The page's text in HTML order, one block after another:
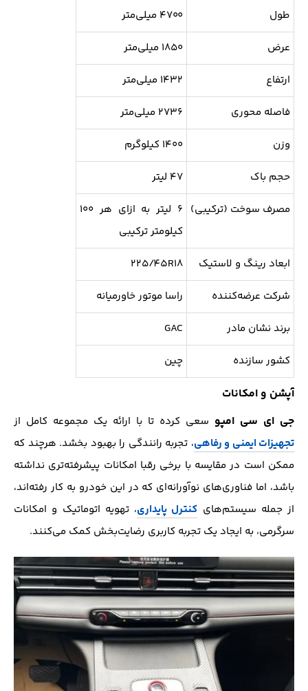
۴۷۰۰ میلی‌متر طول
۱۸۵۰ میلی‌متر عرض
۱۴۳۲ میلی‌متر ارتفاع
۲۷۳۶ میلی‌متر فاصله محوری
۱۴۰۰ کیلوگرم وزن
۴۷ لیتر حجم باک
۶ لیتر به ازای هر ۱۰۰
کیلومتر ترکیبی
مصرف سوخت (ترکیبی)
۲۲۵/45R18 ابعاد رینگ و لاستیک
راسا موتور خاورمیانه شرکت عرضه‌کننده
GAC برند نشان مادر
چین کشور سازنده
آپشن و امکانات
جی ای سی امپو سعی کرده تا با ارائه یک مجموعه کامل از
تجهیزات ایمنی و رفاهی، تجربه رانندگی را بهبود بخشد. هرچند که
ممکن است در مقایسه با برخی رقبا امکانات پیشرفته‌تری نداشته
باشد، اما فناوری‌های نوآورانه‌ای که در این خودرو به کار رفته‌اند،
از جمله سیستم‌های کنترل پایداری، تهویه اتوماتیک و امکانات
سرگرمی، به ایجاد یک تجربه کاربری رضایت‌بخش کمک می‌کنند.